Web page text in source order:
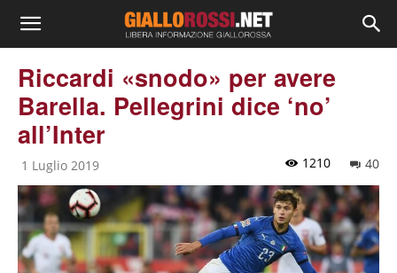
Riccardi «snodo» per avere
Barella. Pellegrini dice ‘no’
all’Inter
1 Luglio 2019 40
1210